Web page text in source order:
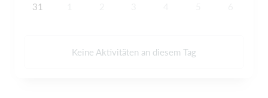
31
Keine Aktivitäten an diesem Tag